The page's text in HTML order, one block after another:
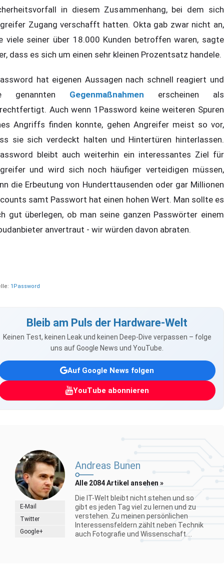
in diesem Zusammenhang, bei dem sich
Zugang verschafft hatten. Okta gab zwar nicht an,
viele seiner über 18.000 Kunden betroffen waren, sagte
dass es sich um einen sehr kleinen Prozentsatz handele.
hat eigenen Aussagen nach schnell reagiert und
genannten Gegenmaßnahmen erscheinen als
Auch wenn 1Password keine weiteren Spuren
Angriffs finden konnte, gehen Angreifer meist so vor,
sie sich verdeckt halten und Hintertüren hinterlassen.
bleibt auch weiterhin ein interessantes Ziel für
und wird sich noch häufiger verteidigen müssen,
die Erbeutung von Hunderttausenden oder gar Millionen
samt Passwort hat einen hohen Wert. Man sollte es
gut überlegen, ob man seine ganzen Passwörter einem
anvertraut - wir würden davon abraten.
1Password
Bleib am Puls der Hardware-Welt
Keinen Test, keinen Leak und keinen Deep-Dive verpassen – folge
uns auf Google News und YouTube.
Auf Google News folgen
YouTube abonnieren
E-Mail
Twitter
Google+
Andreas Bunen
Alle 2084 Artikel ansehen »
Die IT-Welt bleibt nicht stehen und so
gibt es jeden Tag viel zu lernen und zu
verstehen. Zu meinen persönlichen
Interessensfeldern zählt neben Technik
auch Fotografie und Wissenschaft....